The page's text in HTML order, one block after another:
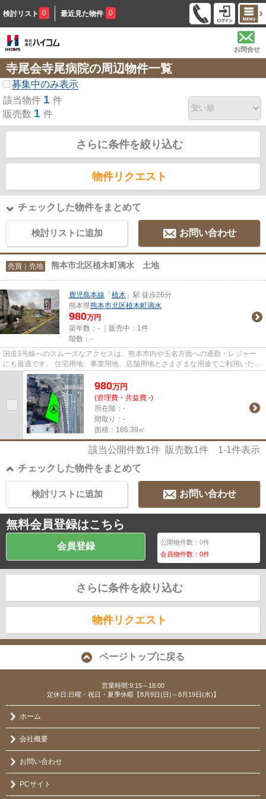
検討リスト 0 最近見た物件 0
お問合せ
寺尾会寺尾病院の周辺物件一覧
募集中のみ表示
該当物件 1 件
販売数 1 件
さらに条件を絞り込む
物件リクエスト
チェックした物件をまとめて
検討リストに追加 お問い合わせ
売買｜売地 熊本市北区植木町滴水 土地
鹿児島本線 「 植木 」駅 徒歩26分
熊本県熊本市北区植木町滴水
980万円
築年数：- ｜販売中： 1件
階数：-
国道3号線へのスムーズなアクセスは、熊本市内や玉名方面への通勤・レジャー
にも最適です。 住宅用地、事業用地、店舗用地とさまざまな用途でご利用いただ
けます！ 熊本中心部へ約30分...
980万円
(管理費・共益費 -)
所在階：-
間取り：-
面積：186.39㎡
該当公開件数1件 販売数1件 1-1件表示
チェックした物件をまとめて
お問い合わせ
検討リストに追加
無料会員登録はこちら
会員登録 公開物件数：0件
会員物件数：0件
さらに条件を絞り込む
物件リクエスト
ページトップに戻る
営業時間:9:15～18:00
定休日:日曜・祝日・夏季休暇【8月9日(日)～8月19日(水)】
ホーム
会社概要
お問い合わせ
PCサイト